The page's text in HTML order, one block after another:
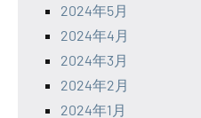
2024年5月
2024年4月
2024年3月
2024年2月
2024年1月